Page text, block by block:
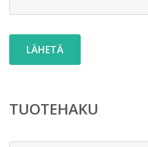
TUOTEHAKU